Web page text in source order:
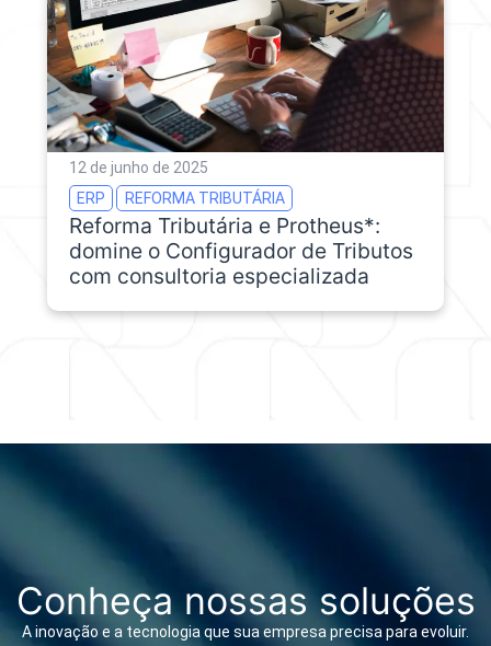
12 de junho de 2025
ERP
REFORMA TRIBUTÁRIA
Reforma Tributária e Protheus*:
domine o Configurador de Tributos
com consultoria especializada
Conheça nossas soluções
A inovação e a tecnologia que sua empresa precisa para evoluir.